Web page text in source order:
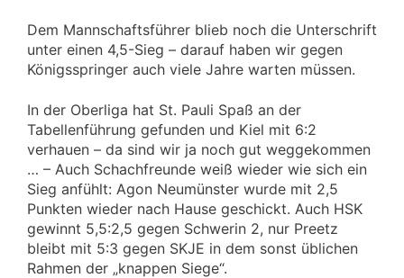
Dem Mannschaftsführer blieb noch die Unterschrift
unter einen 4,5-Sieg – darauf haben wir gegen
Königsspringer auch viele Jahre warten müssen.
In der Oberliga hat St. Pauli Spaß an der
Tabellenführung gefunden und Kiel mit 6:2
verhauen – da sind wir ja noch gut weggekommen
… – Auch Schachfreunde weiß wieder wie sich ein
Sieg anfühlt: Agon Neumünster wurde mit 2,5
Punkten wieder nach Hause geschickt. Auch HSK
gewinnt 5,5:2,5 gegen Schwerin 2, nur Preetz
bleibt mit 5:3 gegen SKJE in dem sonst üblichen
Rahmen der „knappen Siege“.